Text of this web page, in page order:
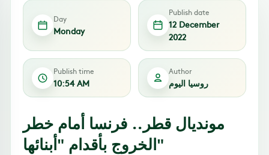
Day
Monday
Publish date
12 December
2022
Publish time
10:54 AM
Author
روسيا اليوم
مونديال قطر.. فرنسا أمام خطر
الخروج بأقدام "أبنائها"